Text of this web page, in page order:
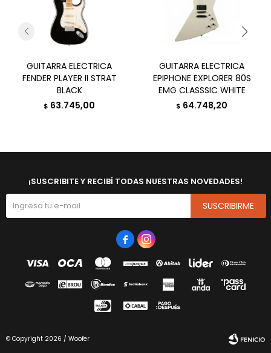
GUITARRA ELECTRICA
FENDER PLAYER II STRAT
BLACK
$ 63.745,00
GUITARRA ELECTRICA
EPIPHONE EXPLORER 80S
EMG CLASSSIC WHITE
$ 64.748,20
¡SUSCRIBITE Y RECIBÍ TODAS NUESTRAS NOVEDADES!
SUSCRIBIRME
 
© Copyright 2026 / Woofer